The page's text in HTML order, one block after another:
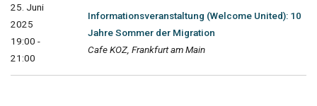
25. Juni
2025
19:00 -
21:00
Informationsveranstaltung (Welcome United): 10
Jahre Sommer der Migration
Cafe KOZ, Frankfurt am Main